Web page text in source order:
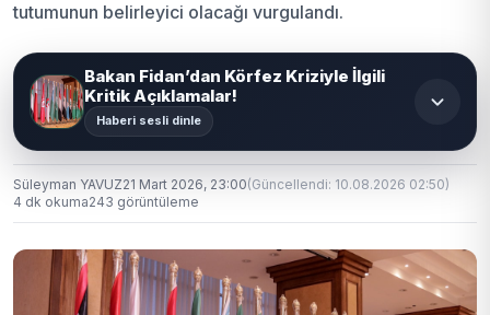
tutumunun belirleyici olacağı vurgulandı.
Bakan Fidan’dan Körfez Kriziyle İlgili
Kritik Açıklamalar!
Haberi sesli dinle
Süleyman YAVUZ21 Mart 2026, 23:00(Güncellendi: 10.08.2026 02:50)
4 dk okuma243 görüntüleme